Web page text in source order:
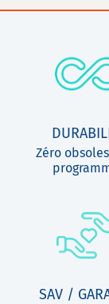
Zéro
SAV /